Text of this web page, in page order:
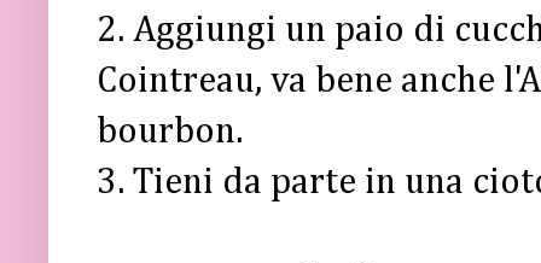
2. Aggiungi un paio di
Cointreau, va bene anche
bourbon.
3. Tieni da parte in una